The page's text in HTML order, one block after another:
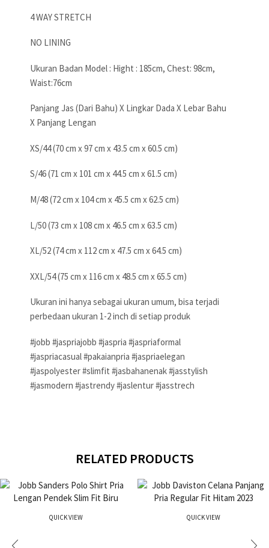
4 WAY STRETCH
NO LINING
Ukuran Badan Model : Hight : 185cm, Chest: 98cm,
Waist:76cm
Panjang Jas (Dari Bahu) X Lingkar Dada X Lebar Bahu
X Panjang Lengan
XS/44 (70 cm x 97 cm x 43.5 cm x 60.5 cm)
S/46 (71 cm x 101 cm x 44.5 cm x 61.5 cm)
M/48 (72 cm x 104 cm x 45.5 cm x 62.5 cm)
L/50 (73 cm x 108 cm x 46.5 cm x 63.5 cm)
XL/52 (74 cm x 112 cm x 47.5 cm x 64.5 cm)
XXL/54 (75 cm x 116 cm x 48.5 cm x 65.5 cm)
Ukuran ini hanya sebagai ukuran umum, bisa terjadi
perbedaan ukuran 1-2 inch di setiap produk
#jobb #jaspriajobb #jaspria #jaspriaformal
#jaspriacasual #pakaianpria #jaspriaelegan
#jaspolyester #slimfit #jasbahanenak #jasstylish
#jasmodern #jastrendy #jaslentur #jasstrech
RELATED PRODUCTS
QUICK VIEW QUICK VIEW